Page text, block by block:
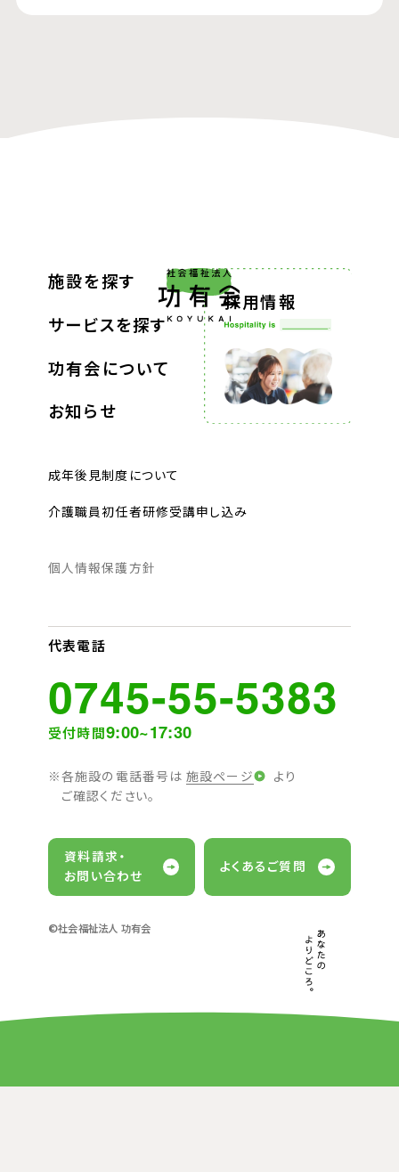
施設を探す
サービスを探す
功有会について
お知らせ
成年後見制度について
介護職員初任者研修受講申し込み
個人情報保護方針
採用情報
代表電話
0745-55-5383
受付時間9:00~17:30
各施設の電話番号は施設ページ
より
ご確認ください。
資料請求・
お問い合わせ
よくあるご質問
©社会福祉法人 功有会